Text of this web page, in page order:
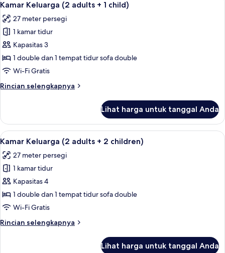
(2
semua
foto
untuk
Kamar
Keluarga
(2
+
12
Kamar Keluarga (2 adults + 1 child)
27 meter persegi
1 kamar tidur
Kapasitas 3
1 double dan 1 tempat tidur sofa double
Wi-Fi Gratis
Rincian selengkapnya
Rincian
Kamar
Keluarga
(2
+
child)
Lihat harga untuk tanggal Anda
Lihat
semua
foto
untuk
Kamar
Keluarga
(2
+
Selimut bulu angsa, brankas, meja
12
Kamar Keluarga (2 adults + 2 children)
27 meter persegi
1 kamar tidur
Kapasitas 4
1 double dan 1 tempat tidur sofa double
Wi-Fi Gratis
Rincian selengkapnya
Rincian
Lihat harga untuk tanggal Anda